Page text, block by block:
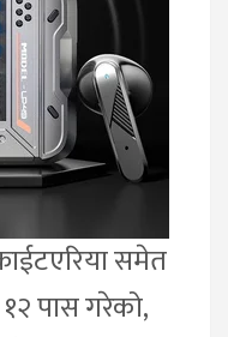
समेत
पास गरेको,